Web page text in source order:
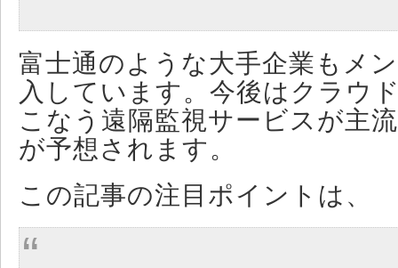
富士通のような大手企業もメ
入しています。今後はクラウ
こなう遠隔監視サービスが主
が予想されます。
この記事の注目ポイントは、